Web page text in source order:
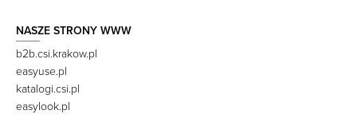
NASZE STRONY WWW
b2b.csi.krakow.pl
easyuse.pl
katalogi.csi.pl
easylook.pl